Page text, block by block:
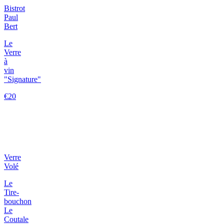
Bistrot
Paul
Bert
Le
Verre
à
vin
"Signature"
€20
Verre
Volé
Le
Tire-
bouchon
Le
Coutale